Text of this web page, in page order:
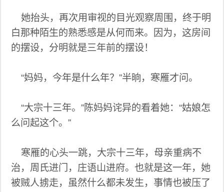
她抬头，再次用审视的目光观察周围，终于明
白那种陌生的熟悉感是从何而来。因为，这房间
的摆设，分明就是三年前的摆设！
“妈妈，今年是什么年？”半晌，寒雁才问。
“大宗十三年。”陈妈妈诧异的看着她：“姑娘怎
么问起这个。”
寒雁的心头一跳，大宗十三年，母亲重病不
治，周氏进门，庄语山进府。也就是这一年，她
被贼人掳走，虽然什么都未发生，事情也被压了